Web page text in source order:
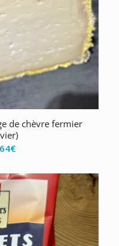
de chèvre fermier
€